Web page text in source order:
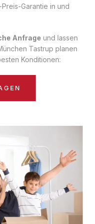
Garantie in und
Anfrage und lassen
Tastrup planen
Konditionen: